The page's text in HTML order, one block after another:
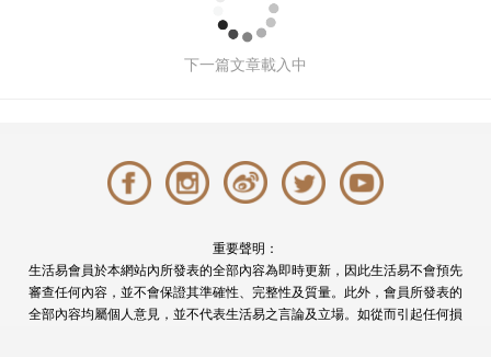
8大成功求婚攻略｜什麼時候求婚最
好？如何求婚最浪漫？求婚應該說什